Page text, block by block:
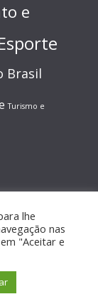
e
Brasil
Turismo e
lhe
nas
"Aceitar e